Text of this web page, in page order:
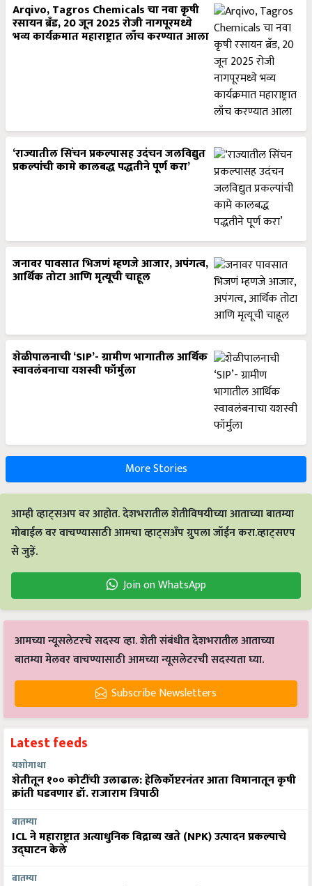
Arqivo, Tagros Chemicals चा नवा कृषी
रसायन ब्रँड, 20 जून 2025 रोजी नागपूरमध्ये
भव्य कार्यक्रमात महाराष्ट्रात लाँच करण्यात आला
‘राज्यातील सिंचन प्रकल्पासह उदंचन जलविद्युत
प्रकल्पांची कामे कालबद्ध पद्धतीने पूर्ण करा’
जनावर पावसात भिजणं म्हणजे आजार, अपंगत्व,
आर्थिक तोटा आणि मृत्यूची चाहूल
शेळीपालनाची ‘SIP’- ग्रामीण भागातील आर्थिक
स्वावलंबनाचा यशस्वी फॉर्मुला
More Stories
आम्ही व्हाट्सअप वर आहोत. देशभरातील शेतीविषयीच्या आताच्या बातम्या
मोबाईल वर वाचण्यासाठी आमचा व्हाट्सअँप ग्रुपला जॉईन करा.व्हाट्सएप
से जुड़ें.
Join on WhatsApp
आमच्या न्यूसलेटरचे सदस्य व्हा. शेती संबंधीत देशभरातील आताच्या
बातम्या मेलवर वाचण्यासाठी आमच्या न्यूसलेटरची सदस्यता घ्या.
Subscribe Newsletters
Latest feeds
यशोगाथा
शेतीतून १०० कोटींची उलाढाल: हेलिकॉप्टरनंतर आता विमानातून कृषी
क्रांती घडवणार डॉ. राजाराम त्रिपाठी
बातम्या
ICL ने महाराष्ट्रात अत्याधुनिक विद्राव्य खते (NPK) उत्पादन प्रकल्पाचे
उद्घाटन केले
बातम्या